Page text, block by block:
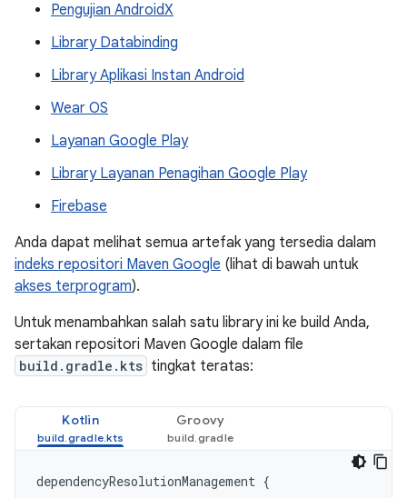
Pengujian AndroidX
Library Databinding
Library Aplikasi Instan Android
Wear OS
Layanan Google Play
Library Layanan Penagihan Google Play
Firebase
Anda dapat melihat semua artefak yang tersedia dalam
indeks repositori Maven Google (lihat di bawah untuk
akses terprogram).
Untuk menambahkan salah satu library ini ke build Anda,
sertakan repositori Maven Google dalam file
build.gradle.kts tingkat teratas:
Kotlin Groovy
dependencyResolutionManagement {